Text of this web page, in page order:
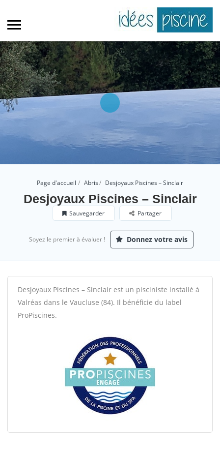
Page d'accueil Abris Desjoyaux Piscines – Sinclair
Desjoyaux Piscines – Sinclair
Sauvegarder Partager
Soyez le premier à évaluer ! Donnez votre avis
Desjoyaux Piscines – Sinclair est un pisciniste installé à
Valréas dans le Vaucluse (84). Il bénéficie du label
ProPiscines.